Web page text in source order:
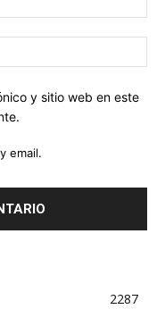
y sitio web en este
email.
2287